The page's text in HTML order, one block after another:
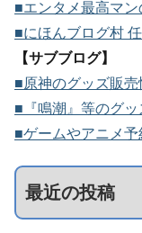
■エンタメ最高マ
■にほんブログ村
【サブブログ】
■原神のグッズ販売
■『鳴潮』等のグッ
■ゲームやアニメ予
最近の投稿